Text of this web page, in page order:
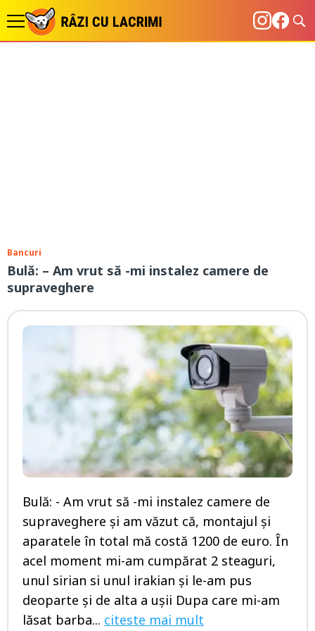
Bancuri
Bulă: – Am vrut să -mi instalez camere de
supraveghere
Bulă: - Am vrut să -mi instalez camere de
supraveghere și am văzut că, montajul și
aparatele în total mă costă 1200 de euro. În
acel moment mi-am cumpărat 2 steaguri,
unul sirian si unul irakian și le-am pus
deoparte și de alta a ușii Dupa care mi-am
lăsat barba... citeste mai mult